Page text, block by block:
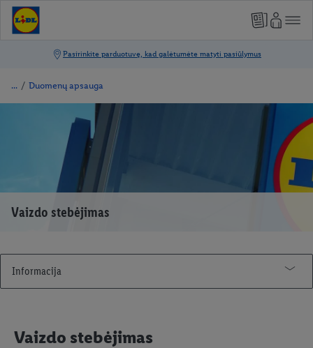
/ Duomenų apsauga
Vaizdo stebėjimas
Informacija
Vaizdo stebėjimas